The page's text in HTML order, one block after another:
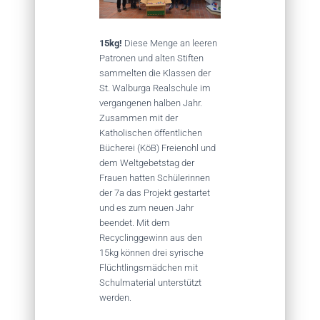
15kg! Diese Menge an leeren
Patronen und alten Stiften
sammelten die Klassen der
St. Walburga Realschule im
vergangenen halben Jahr.
Zusammen mit der
Katholischen öffentlichen
Bücherei (KöB) Freienohl und
dem Weltgebetstag der
Frauen hatten Schülerinnen
der 7a das Projekt gestartet
und es zum neuen Jahr
beendet. Mit dem
Recyclinggewinn aus den
15kg können drei syrische
Flüchtlingsmädchen mit
Schulmaterial unterstützt
werden.